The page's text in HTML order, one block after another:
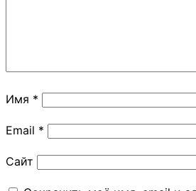
Имя *
Email *
Сайт